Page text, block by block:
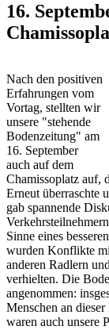
16.
Nach den positiven
Erfahrungen vom
Vortag, stellten wir
unsere "stehende
Bodenzeitung" am
16. September
auch auf dem
Chamissoplatz auf,
Erneut überraschte
gab spannende
Sinne eines
wurden Konflikte
anderen Radlern
verhielten. Die
angenommen:
Menschen an
waren auch unsere